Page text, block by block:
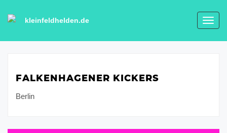
kleinfeldhelden.de
FALKENHAGENER KICKERS
Berlin